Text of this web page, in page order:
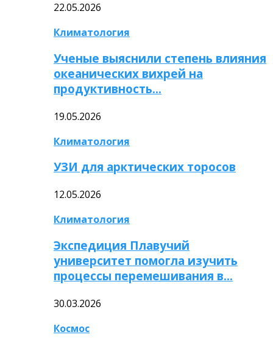
22.05.2026
Климатология
Ученые выяснили степень влияния
океанических вихрей на
продуктивность…
19.05.2026
Климатология
УЗИ для арктических торосов
12.05.2026
Климатология
Экспедиция Плавучий
университет помогла изучить
процессы перемешивания в…
30.03.2026
Космос